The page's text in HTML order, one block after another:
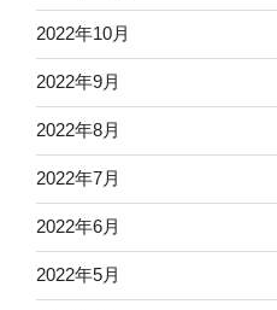
2022年10月
2022年9月
2022年8月
2022年7月
2022年6月
2022年5月